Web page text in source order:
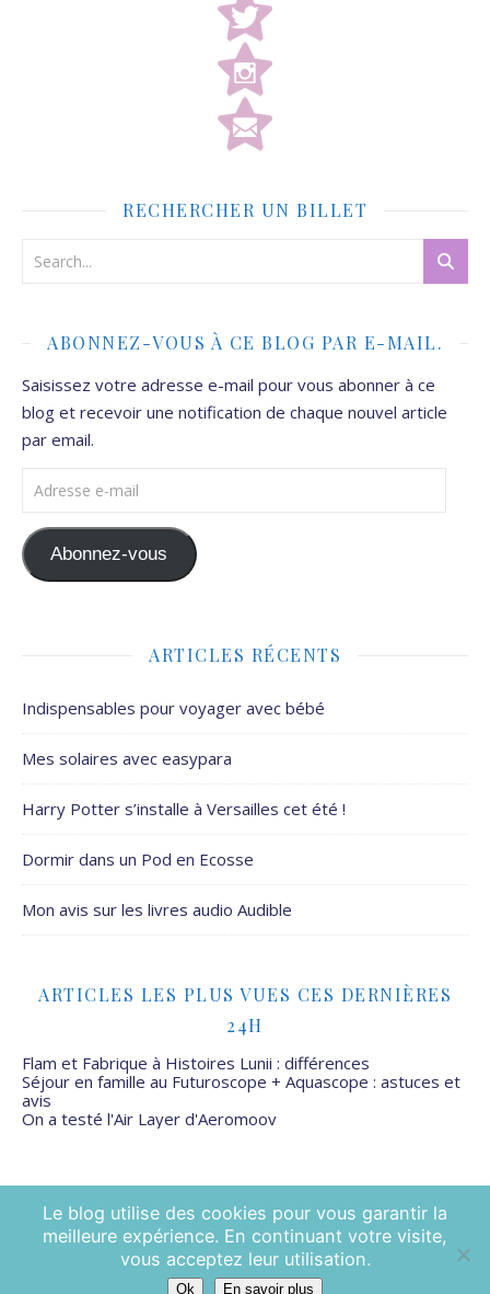
RECHERCHER UN BILLET
ABONNEZ-VOUS À CE BLOG PAR E-MAIL.
Saisissez votre adresse e-mail pour vous abonner à ce
blog et recevoir une notification de chaque nouvel article
par email.
Adresse e-mail
Abonnez-vous
ARTICLES RÉCENTS
Indispensables pour voyager avec bébé
Mes solaires avec easypara
Harry Potter s’installe à Versailles cet été !
Dormir dans un Pod en Ecosse
Mon avis sur les livres audio Audible
ARTICLES LES PLUS VUES CES DERNIÈRES
24H
Flam et Fabrique à Histoires Lunii : différences
Séjour en famille au Futuroscope + Aquascope : astuces et
avis
On a testé l'Air Layer d'Aeromoov
Mamans Mais Pas Que - 2026 ©
Le blog utilise des cookies pour vous garantir la
meilleure expérience. En continuant votre visite,
vous acceptez leur utilisation.
Ok En savoir plus